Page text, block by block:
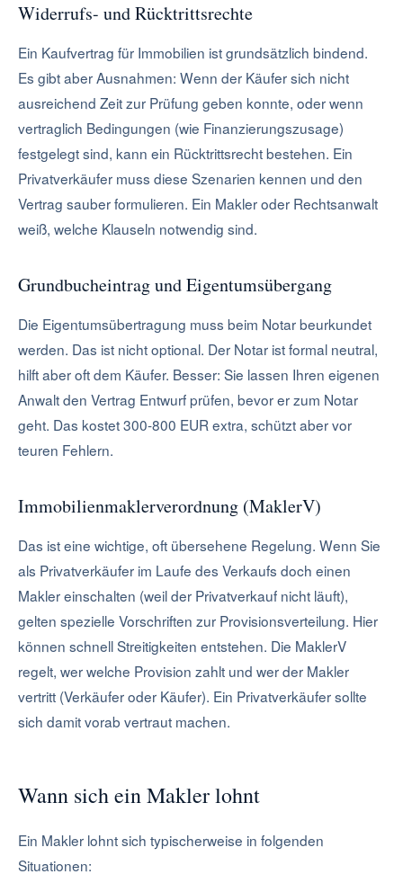
Widerrufs- und Rücktrittsrechte
Ein Kaufvertrag für Immobilien ist grundsätzlich bindend.
Es gibt aber Ausnahmen: Wenn der Käufer sich nicht
ausreichend Zeit zur Prüfung geben konnte, oder wenn
vertraglich Bedingungen (wie Finanzierungszusage)
festgelegt sind, kann ein Rücktrittsrecht bestehen. Ein
Privatverkäufer muss diese Szenarien kennen und den
Vertrag sauber formulieren. Ein Makler oder Rechtsanwalt
weiß, welche Klauseln notwendig sind.
Grundbucheintrag und Eigentumsübergang
Die Eigentumsübertragung muss beim Notar beurkundet
werden. Das ist nicht optional. Der Notar ist formal neutral,
hilft aber oft dem Käufer. Besser: Sie lassen Ihren eigenen
Anwalt den Vertrag Entwurf prüfen, bevor er zum Notar
geht. Das kostet 300-800 EUR extra, schützt aber vor
teuren Fehlern.
Immobilienmaklerverordnung (MaklerV)
Das ist eine wichtige, oft übersehene Regelung. Wenn Sie
als Privatverkäufer im Laufe des Verkaufs doch einen
Makler einschalten (weil der Privatverkauf nicht läuft),
gelten spezielle Vorschriften zur Provisionsverteilung. Hier
können schnell Streitigkeiten entstehen. Die MaklerV
regelt, wer welche Provision zahlt und wer der Makler
vertritt (Verkäufer oder Käufer). Ein Privatverkäufer sollte
sich damit vorab vertraut machen.
Wann sich ein Makler lohnt
Ein Makler lohnt sich typischerweise in folgenden
Situationen: